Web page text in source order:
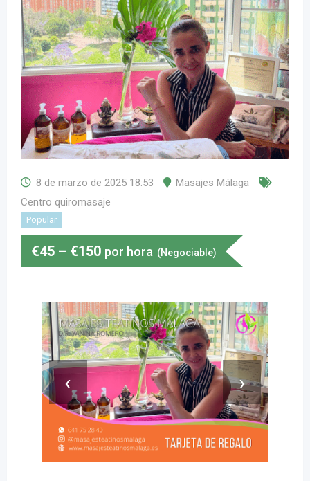
8 de marzo de 2025 18:53
Masajes Málaga
Centro quiromasaje
Popular
€45 – €150 por hora (Negociable)
‹ ›